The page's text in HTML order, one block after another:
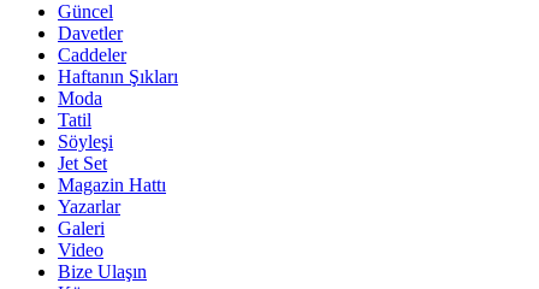
Güncel
Davetler
Caddeler
Haftanın Şıkları
Moda
Tatil
Söyleşi
Jet Set
Magazin Hattı
Yazarlar
Galeri
Video
Bize Ulaşın